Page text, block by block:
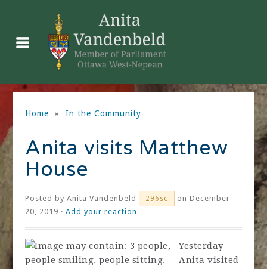
Home » In the Community
Anita visits Matthew
House
Posted byAnita Vandenbeld 296sc
on December
20, 2019 ·Add your reaction
Yesterday
Anita visited